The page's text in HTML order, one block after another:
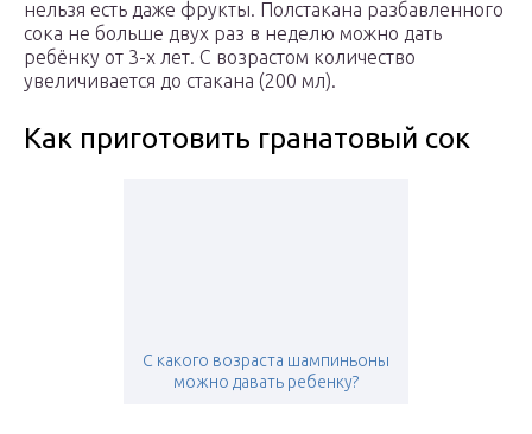
нельзя есть даже фрукты. Полстакана разбавленного
сока не больше двух раз в неделю можно дать
ребёнку от 3-х лет. С возрастом количество
увеличивается до стакана (200 мл).
Как приготовить гранатовый сок
С какого возраста шампиньоны
можно давать ребенку?